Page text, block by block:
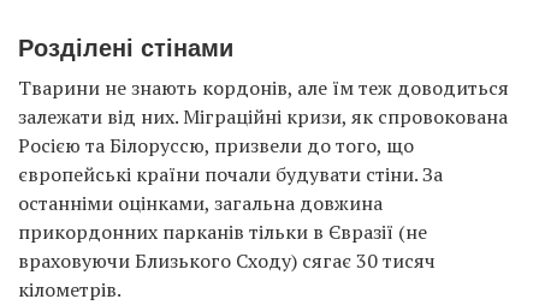
Розділені стінами
Тварини не знають кордонів, але їм теж доводиться
залежати від них. Міграційні кризи, як спровокована
Росією та Білоруссю, призвели до того, що
європейські країни почали будувати стіни. За
останніми оцінками, загальна довжина
прикордонних парканів тільки в Євразії (не
враховуючи Близького Сходу) сягає 30 тисяч
кілометрів.